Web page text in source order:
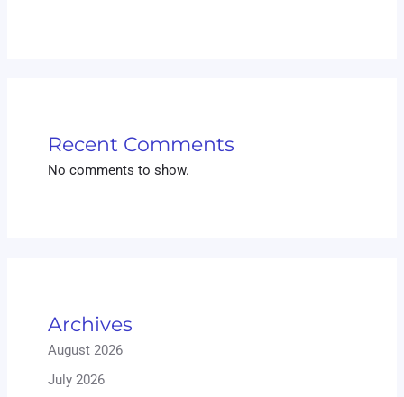
Recent Comments
No comments to show.
Archives
August 2026
July 2026